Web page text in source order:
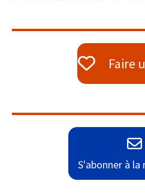
Faire
S'abonner à